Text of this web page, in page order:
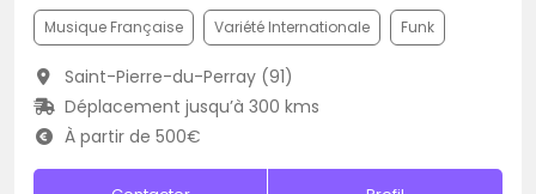
Musique Française Variété Internationale Funk
Saint-Pierre-du-Perray (91)
Déplacement jusqu’à 300 kms
À partir de 500€